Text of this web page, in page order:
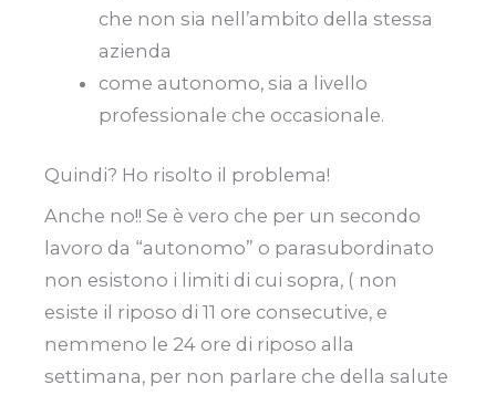
che non sia nell’ambito della stessa
azienda
come autonomo, sia a livello
professionale che occasionale.
Quindi? Ho risolto il problema!
Anche no!! Se è vero che per un secondo
lavoro da “autonomo” o parasubordinato
non esistono i limiti di cui sopra, ( non
esiste il riposo di 11 ore consecutive, e
nemmeno le 24 ore di riposo alla
settimana, per non parlare che della salute